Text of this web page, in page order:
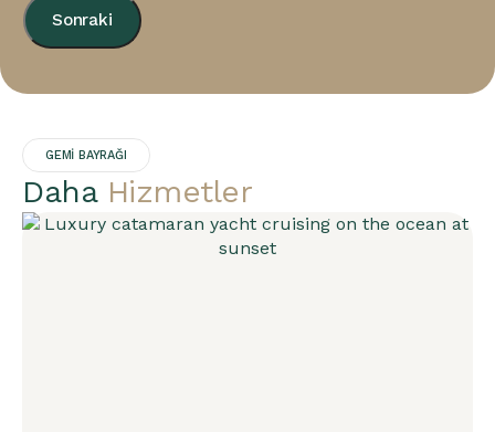
Sonraki
GEMİ BAYRAĞI
Daha Hizmetler